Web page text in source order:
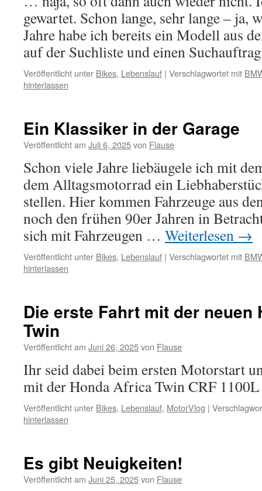
gewartet. Schon lange, sehr lange – ja,
Jahre habe ich bereits ein Modell aus
auf der Suchliste und einen
Veröffentlicht unter Bikes, Lebenslauf | Verschlagwortet mit
hinterlassen
Ein Klassiker in der Garage
Veröffentlicht am Juli 6, 2025von Flause
Schon viele Jahre liebäugele ich mit
dem Alltagsmotorrad ein
stellen. Hier kommen Fahrzeuge aus
noch den frühen 90er Jahren in
sich mit Fahrzeugen … Weiterlesen →
Veröffentlicht unter Bikes, Lebenslauf | Verschlagwortet mit
hinterlassen
Die erste Fahrt mit der neuen
Twin
Veröffentlicht am Juni 26, 2025von Flause
Ihr seid dabei beim ersten Motorstart
mit der Honda Africa Twin CRF
Veröffentlicht unter Bikes, Lebenslauf, MotorVlog |
hinterlassen
Es gibt Neuigkeiten!
Veröffentlicht am Juni 25, 2025von Flause